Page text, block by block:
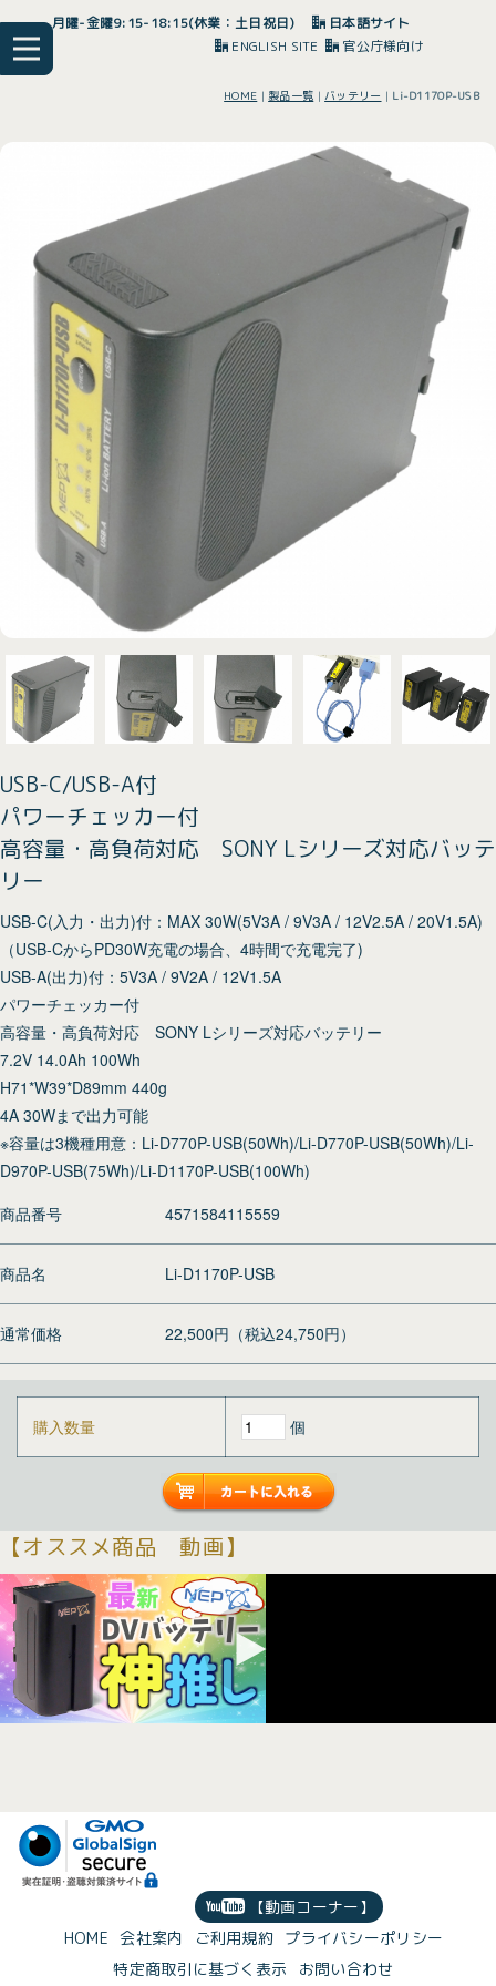
月曜-金曜9:15-18:15(休業：土日祝日)
日本語サイト
ENGLISH SITE
官公庁様向け
HOME |製品一覧 |バッテリー | Li-D1170P-USB
USB-C/USB-A付
パワーチェッカー付
高容量・高負荷対応 SONY Lシリーズ対応バッテ
リー
USB-C(入力・出力)付：MAX 30W(5V3A / 9V3A / 12V2.5A / 20V1.5A)
（USB-CからPD30W充電の場合、4時間で充電完了)
USB-A(出力)付：5V3A / 9V2A / 12V1.5A
パワーチェッカー付
高容量・高負荷対応 SONY Lシリーズ対応バッテリー
7.2V 14.0Ah 100Wh
H71*W39*D89mm 440g
4A 30Wまで出力可能
※容量は3機種用意：Li-D770P-USB(50Wh)/Li-D770P-USB(50Wh)/Li-
D970P-USB(75Wh)/Li-D1170P-USB(100Wh)
商品番号
4571584115559
商品名 Li-D1170P-USB
通常価格 22,500円（税込24,750円）
購入数量 個
【オススメ商品 動画】
【動画コーナー】
HOME 会社案内 ご利用規約 プライバシーポリシー
特定商取引に基づく表示
お問い合わせ